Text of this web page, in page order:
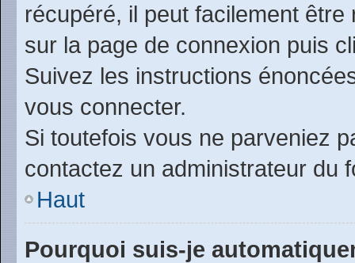
récupéré, il peut facilement
sur la page de connexion puis
Suivez les instructions
vous connecter.
Si toutefois vous ne parveniez
contactez un administrateur du
Haut
Pourquoi suis-je